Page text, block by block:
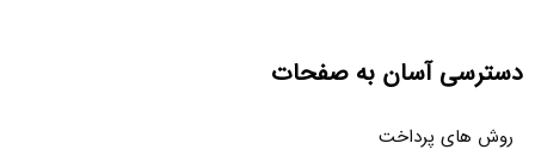
دسترسی آسان به صفحات
روش های پرداخت